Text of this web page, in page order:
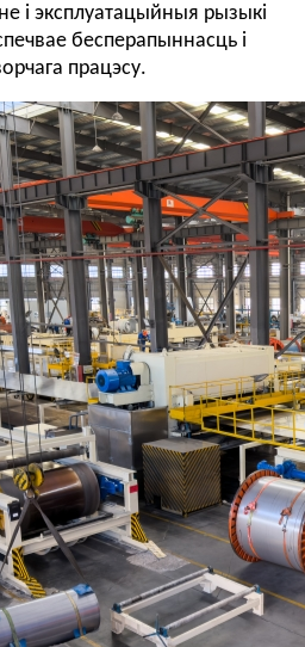
і эксплуатацыйныя рызыкі
бесперапыннасць і
працэсу.